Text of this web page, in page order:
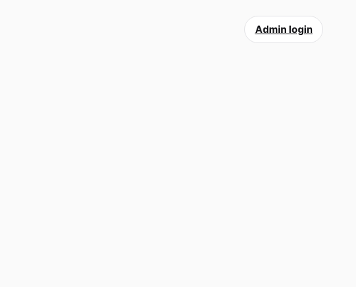
Admin login